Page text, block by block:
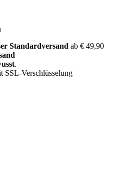
Standardversand ab € 49,90
.
SSL-Verschlüsselung